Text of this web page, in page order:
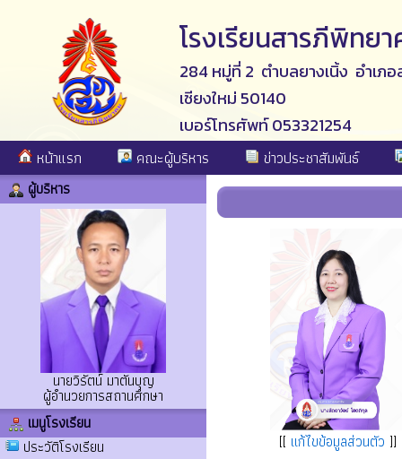
โรงเรียนสารภีพิทย
284 หมู่ที่ 2 ตำบลยางเนิ้ง อำเภ
เชียงใหม่ 50140
เบอร์โทรศัพท์ 053321254
หน้าแรก คณะผู้บริหาร ข่าวประชาสัมพันธ์
ผู้บริหาร
นายวิรัตน์ มาตันบุญ
ผู้อำนวยการสถานศึกษา
เมนูโรงเรียน
ประวัติโรงเรียน
[[ แก้ไขข้อมูลส่วนตัว ]]